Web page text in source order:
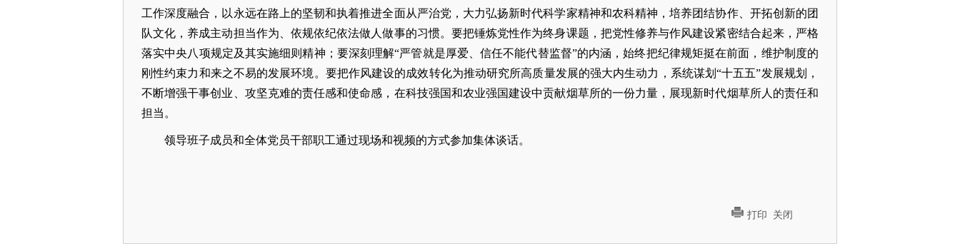
工作深度融合，以永远在路上的坚韧和执着推进全面从严治党，大力弘扬新时代科学家精神和农科精神，培养团结协作、开拓创新的团
队文化，养成主动担当作为、依规依纪依法做人做事的习惯。要把锤炼党性作为终身课题，把党性修养与作风建设紧密结合起来，严格
落实中央八项规定及其实施细则精神；要深刻理解“严管就是厚爱、信任不能代替监督”的内涵，始终把纪律规矩挺在前面，维护制度的
刚性约束力和来之不易的发展环境。要把作风建设的成效转化为推动研究所高质量发展的强大内生动力，系统谋划“十五五”发展规划，
不断增强干事创业、攻坚克难的责任感和使命感，在科技强国和农业强国建设中贡献烟草所的一份力量，展现新时代烟草所人的责任和
担当。
领导班子成员和全体党员干部职工通过现场和视频的方式参加集体谈话。
打印 关闭